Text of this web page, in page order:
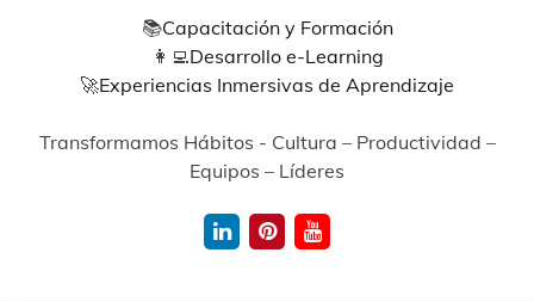
📚Capacitación y Formación
👩‍💻Desarrollo e-Learning
🚀Experiencias Inmersivas de Aprendizaje
Transformamos Hábitos - Cultura – Productividad –
Equipos – Líderes